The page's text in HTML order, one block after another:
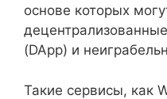
основе которых
(DApp) и
Такие сервисы, как